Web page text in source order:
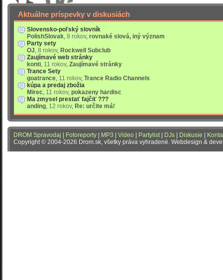
Aktuálne príspevky v diskusiách
Slovensko-poľský slovník
PolishSlovak, 8 rokov, rovnaké slová, iný význam
Party sety
OJ, 8 rokov, Rockwell Subclub
Zaujímavé web stránky
konti, 11 rokov, Zaujímavé stránky
Trance Sety
goatrance, 11 rokov, Trance Radio Channels
kúpa a predaj zbožia
Mirec, 11 rokov, pokazeny hardisc
Ma zmysel prestať fajčiť ???
anding, 12 rokov, Re: určite má!
DROM Spravodaj Fotoreporty MP3 Video Partylist| DJs Diskusie
Copyright © 2004-2026 Drom.sk, všetky práva vyhradené. Webdesign &